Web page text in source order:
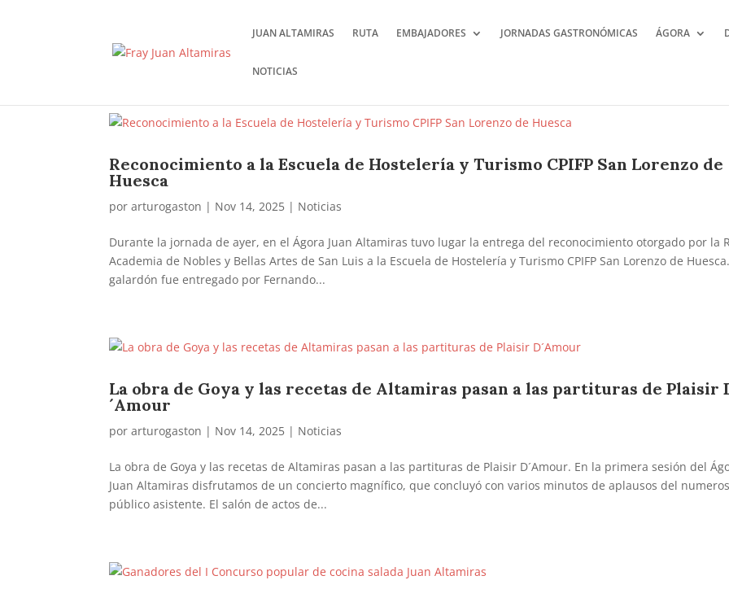
JUAN ALTAMIRAS RUTA EMBAJADORES JORNADAS GASTRONÓMICAS ÁGORA
NOTICIAS
Reconocimiento a la Escuela de Hostelería y Turismo CPIFP San Lorenzo de
Huesca
porarturogaston | Nov 14, 2025 | Noticias
Durante la jornada de ayer, en el Ágora Juan Altamiras tuvo lugar la entrega del reconocimiento otorgado por la
Academia de Nobles y Bellas Artes de San Luis a la Escuela de Hostelería y Turismo CPIFP San Lorenzo de
galardón fue entregado por Fernando...
La obra de Goya y las recetas de Altamiras pasan a las partituras de Plaisir
´Amour
porarturogaston | Nov 14, 2025 | Noticias
La obra de Goya y las recetas de Altamiras pasan a las partituras de Plaisir D´Amour. En la primera sesión del
Juan Altamiras disfrutamos de un concierto magnífico, que concluyó con varios minutos de aplausos del
público asistente. El salón de actos de...